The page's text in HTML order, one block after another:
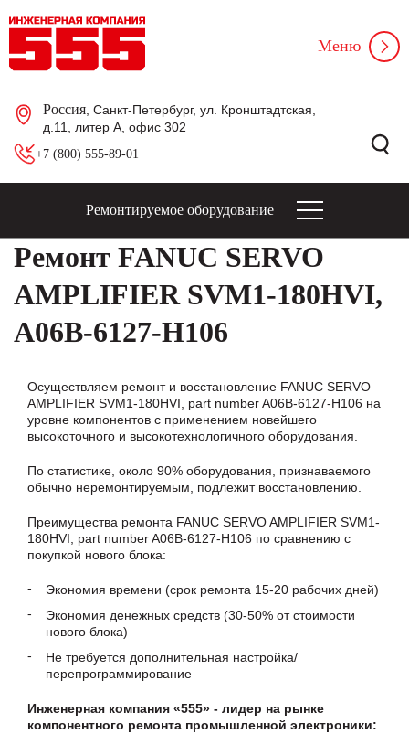
Россия , Санкт-Петербург, ул. Кронштадтская,
д.11, литер А, офис 302
+7 (800) 555-89-01
Меню
Ремонтируемое оборудование
Ремонт FANUC SERVO
AMPLIFIER SVM1-180HVI,
A06B-6127-H106
Осуществляем ремонт и восстановление FANUC SERVO
AMPLIFIER SVM1-180HVI, part number A06B-6127-H106 на
уровне компонентов с применением новейшего
высокоточного и высокотехнологичного оборудования.
По статистике, около 90% оборудования, признаваемого
обычно неремонтируемым, подлежит восстановлению.
Преимущества ремонта FANUC SERVO AMPLIFIER SVM1-
180HVI, part number A06B-6127-H106 по сравнению с
покупкой нового блока:
Экономия времени (срок ремонта 15-20 рабочих дней)
Экономия денежных средств (30-50% от стоимости
нового блока)
Не требуется дополнительная настройка/
перепрограммирование
Инженерная компания «555» - лидер на рынке
компонентного ремонта промышленной электроники: